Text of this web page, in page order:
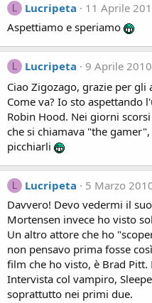
L Lucripeta
11 Aprile
Aspettiamo e speriamo
L Lucripeta
9 Aprile 2010
Ciao Zigozago, grazie per gli
Come va? Io sto aspettando
Robin Hood. Nei giorni
che si chiamava "the
picchiarli
L Lucripeta
5 Marzo
Davvero! Devo vedermi il
Mortensen invece ho visto
Un altro attore che ho
non pensavo prima fosse
film che ho visto, è Brad
Intervista col vampiro,
soprattutto nei primi due.